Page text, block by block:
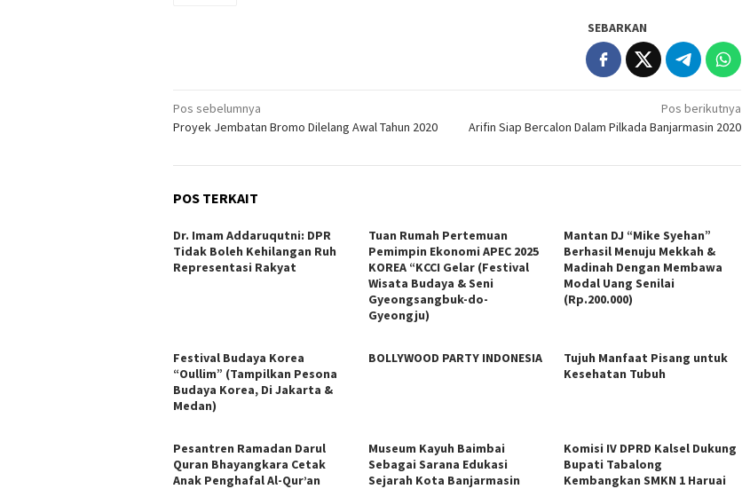
SEBARKAN
Navigasi
pos
Pos sebelumnya
Proyek Jembatan Bromo Dilelang Awal Tahun 2020
Pos berikutnya
Arifin Siap Bercalon Dalam Pilkada Banjarmasin 2020
POS TERKAIT
Dr. Imam Addaruqutni: DPR
Tidak Boleh Kehilangan Ruh
Representasi Rakyat
Tuan Rumah Pertemuan
Pemimpin Ekonomi APEC 2025
KOREA “KCCI Gelar (Festival
Wisata Budaya & Seni
Gyeongsangbuk-do-
Gyeongju)
Mantan DJ “Mike Syehan”
Berhasil Menuju Mekkah &
Madinah Dengan Membawa
Modal Uang Senilai
(Rp.200.000)
Festival Budaya Korea
“Oullim” (Tampilkan Pesona
Budaya Korea, Di Jakarta &
Medan)
BOLLYWOOD PARTY INDONESIA
Tujuh Manfaat Pisang untuk
Kesehatan Tubuh
Pesantren Ramadan Darul
Quran Bhayangkara Cetak
Anak Penghafal Al-Qur’an
Museum Kayuh Baimbai
Sebagai Sarana Edukasi
Sejarah Kota Banjarmasin
Komisi IV DPRD Kalsel Dukung
Bupati Tabalong
Kembangkan SMKN 1 Haruai